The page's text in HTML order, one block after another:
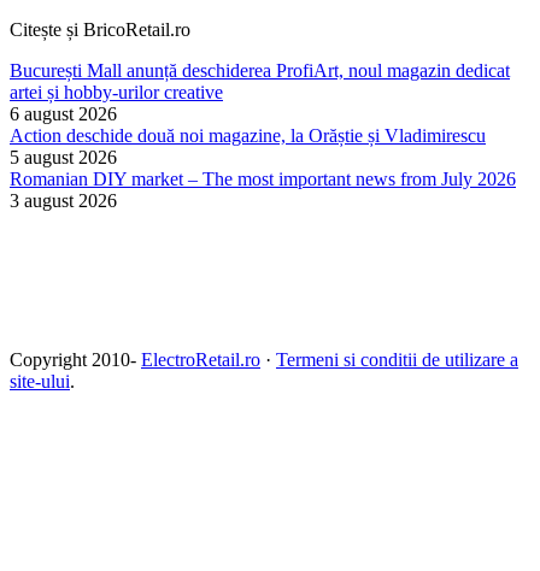
Citește și BricoRetail.ro
București Mall anunță deschiderea ProfiArt, noul magazin dedicat
artei și hobby-urilor creative
6 august 2026
Action deschide două noi magazine, la Orăștie și Vladimirescu
5 august 2026
Romanian DIY market – The most important news from July 2026
3 august 2026
Copyright 2010- ElectroRetail.ro · Termeni si conditii de utilizare a
site-ului.